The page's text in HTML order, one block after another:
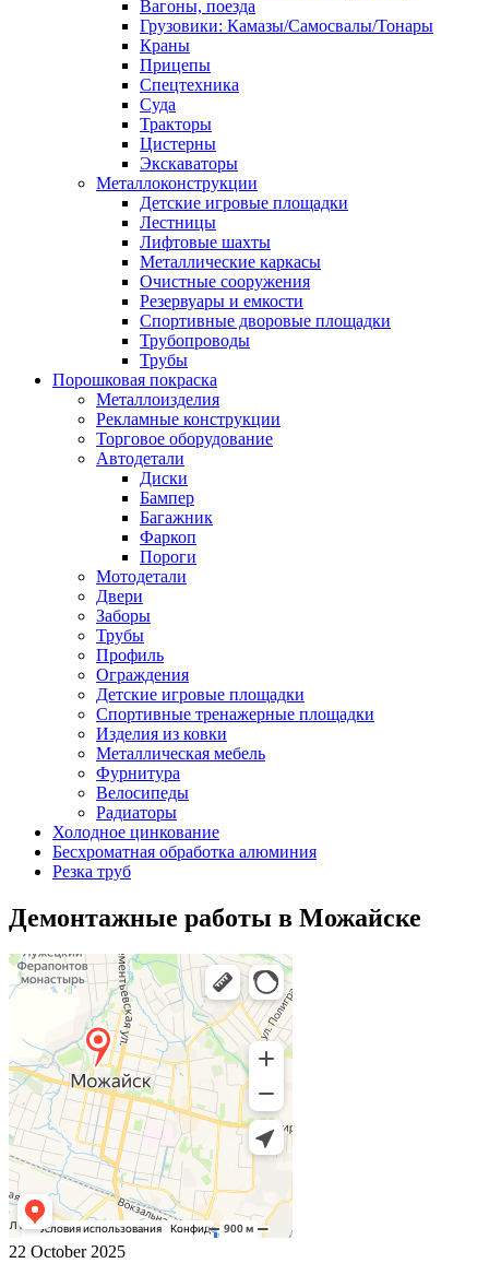
Вагоны, поезда
Грузовики: Камазы/Самосвалы/Тонары
Краны
Прицепы
Спецтехника
Суда
Тракторы
Цистерны
Экскаваторы
Металлоконструкции
Детские игровые площадки
Лестницы
Лифтовые шахты
Металлические каркасы
Очистные сооружения
Резервуары и емкости
Спортивные дворовые площадки
Трубопроводы
Трубы
Порошковая покраска
Металлоизделия
Рекламные конструкции
Торговое оборудование
Автодетали
Диски
Бампер
Багажник
Фаркоп
Пороги
Мотодетали
Двери
Заборы
Трубы
Профиль
Ограждения
Детские игровые площадки
Спортивные тренажерные площадки
Изделия из ковки
Металлическая мебель
Фурнитура
Велосипеды
Радиаторы
Холодное цинкование
Бесхроматная обработка алюминия
Резка труб
Демонтажные работы в Можайске
22 October 2025